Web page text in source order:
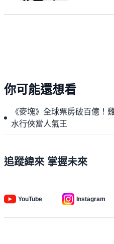
你可能還想看
《麥塊》全球票房破百億
水行俠當人氣王
追蹤緯來 掌握未來
YouTube Instagram